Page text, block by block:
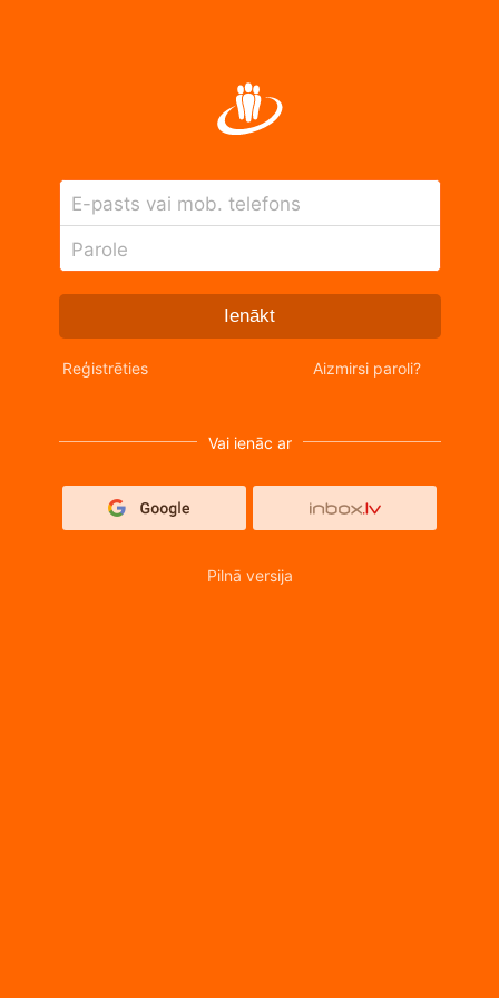
E-pasts vai mob. telefons
Parole
Ienākt
Reģistrēties Aizmirsi paroli?
Vai ienāc ar
Pilnā versija